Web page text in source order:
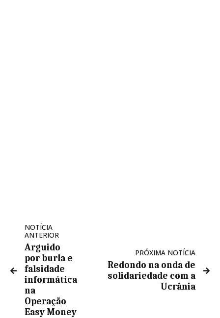
NOTÍCIA
ANTERIOR
Arguido
por burla e
falsidade
informática
na
Operação
Easy Money
PRÓXIMA NOTÍCIA
Redondo na onda de
solidariedade com a
Ucrânia